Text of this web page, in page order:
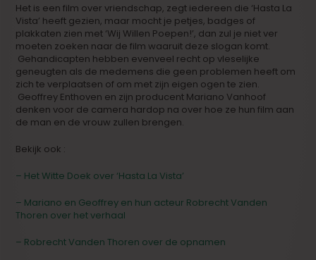
Het is een film over vriendschap, zegt iedereen die ‘Hasta La
Vista’ heeft gezien, maar mocht je petjes, badges of
plakkaten zien met ‘Wij Willen Poepen!’, dan zul je niet ver
moeten zoeken naar de film waaruit deze slogan komt.
Gehandicapten hebben evenveel recht op vleselijke
geneugten als de medemens die geen problemen heeft om
zich te verplaatsen of om met zijn eigen ogen te zien.
Geoffrey Enthoven en zijn producent Mariano Vanhoof
denken voor de camera hardop na over hoe ze hun film aan
de man en de vrouw zullen brengen.
Bekijk ook :
– Het Witte Doek over ‘Hasta La Vista’
– Mariano en Geoffrey en hun acteur Robrecht Vanden
Thoren over het verhaal
– Robrecht Vanden Thoren over de opnamen